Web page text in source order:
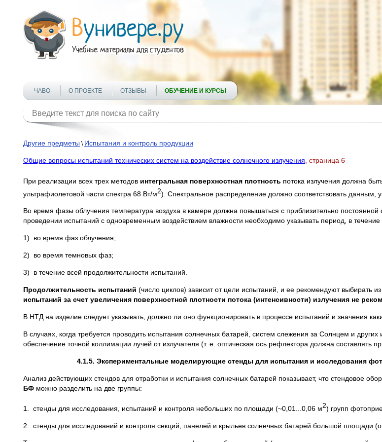
ЧАВО О ПРОЕКТЕ ОТЗЫВЫ ОБУЧЕНИЕ И КУРСЫ
Другие предметы \ Испытания и контроль продукции
Общие вопросы испытаний технических систем на воздействие солнечного излучения , страница 6
При реализации всех трех методов интегральная поверхностная плотность потока излучения должна
ультрафиолетовой части спектра 68 Вт/м2). Спектральное распределение должно соответствовать данным,
Во время фазы облучения температура воздуха в камере должна повышаться с приблизительно
проведении испытаний с одновременным воздействием влажности необходимо указывать период, в
1) во время фаз облучения;
2) во время темновых фаз;
3) в течение всей продолжительности испытаний.
Продолжительность испытаний (число циклов) зависит от цели испытаний, и ее рекомендуют выбирать
испытаний за счет увеличения поверхностной плотности потока (интенсивности) излучения не
В НТД на изделие следует указывать, должно ли оно функционировать в процессе испытаний и значения
В случаях, когда требуется проводить испытания солнечных батарей, систем слежения за Солнцем и
обеспечение точной коллимации лучей от излучателя (т. е. оптическая ось рефлектора должна составлять
4.1.5. Экспериментальные моделирующие стенды для испытания и исследования
Анализ действующих стендов для отработки и испытания солнечных батарей показывает, что стендовое
БФ можно разделить на две группы:
1. стенды для исследования, испытаний и контроля небольших по площади (~0,01...0,06 м2) групп
2. стенды для исследований и контроля секций, панелей и крыльев солнечных батарей большой площади